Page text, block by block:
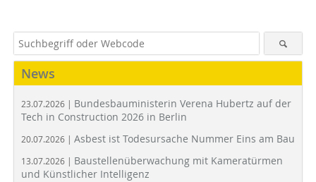
News
23.07.2026 | Bundesbauministerin Verena Hubertz auf der
Tech in Construction 2026 in Berlin
20.07.2026 | Asbest ist Todesursache Nummer Eins am Bau
13.07.2026 | Baustellenüberwachung mit Kameratürmen
und Künstlicher Intelligenz